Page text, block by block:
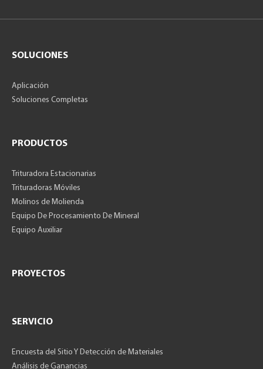
SOLUCIONES
Aplicación
Soluciones Completas
PRODUCTOS
Trituradora Estacionarias
Trituradoras Móviles
Molinos de Molienda
Equipo De Procesamiento De Mineral
Equipo Auxiliar
PROYECTOS
SERVICIO
Encuesta del Sitio Y Detección de Materiales
Análisis de Ganancias